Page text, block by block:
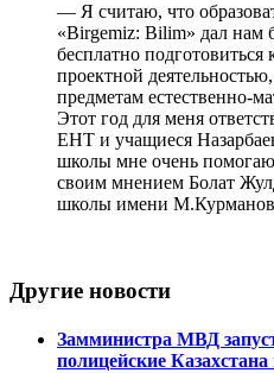
— Я считаю, что
«Birgemiz: Bilim» дал нам
бесплатно подготовиться
проектной
предметам естественно-
Этот год для меня
ЕНТ и учащиеся
школы мне очень
своим мнением Болат
школы имени
Другие новости
Замминистра МВД
полицейские